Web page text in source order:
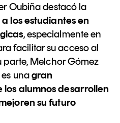
Oubiña destacó la
los estudiantes en
, especialmente en
facilitar su acceso al
parte, Melchor Gómez
es unagran
alumnos desarrollen
su futuro